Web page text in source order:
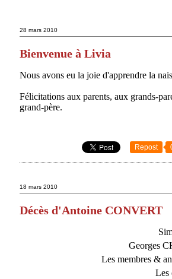
28 mars 2010
Bienvenue à Livia
Nous avons eu la joie d'apprendre la
Félicitations aux parents, aux grands-
grand-père.
Repost
18 mars 2010
Décès d'Antoine CONVERT
Georges
Les membres &
Les